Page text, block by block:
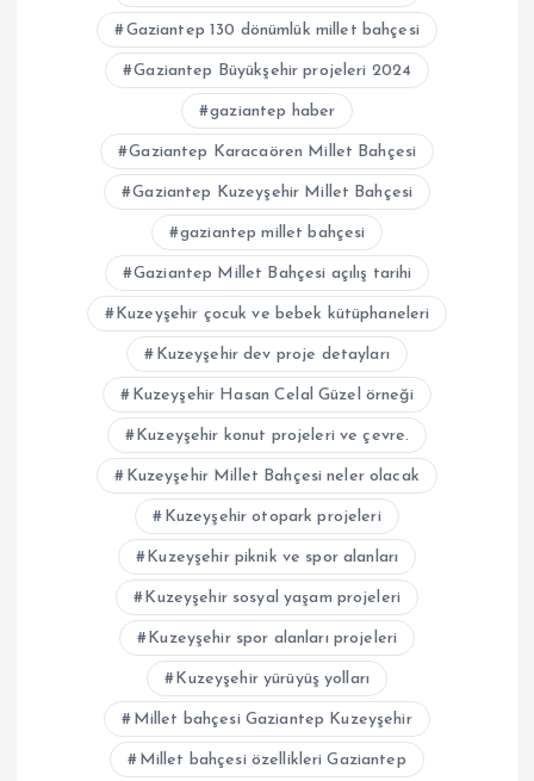
Gaziantep 130 dönümlük millet bahçesi
Gaziantep Büyükşehir projeleri 2024
gaziantep haber
Gaziantep Karacaören Millet Bahçesi
Gaziantep Kuzeyşehir Millet Bahçesi
gaziantep millet bahçesi
Gaziantep Millet Bahçesi açılış tarihi
Kuzeyşehir çocuk ve bebek kütüphaneleri
Kuzeyşehir dev proje detayları
Kuzeyşehir Hasan Celal Güzel örneği
Kuzeyşehir konut projeleri ve çevre.
Kuzeyşehir Millet Bahçesi neler olacak
Kuzeyşehir otopark projeleri
Kuzeyşehir piknik ve spor alanları
Kuzeyşehir sosyal yaşam projeleri
Kuzeyşehir spor alanları projeleri
Kuzeyşehir yürüyüş yolları
Millet bahçesi Gaziantep Kuzeyşehir
Millet bahçesi özellikleri Gaziantep